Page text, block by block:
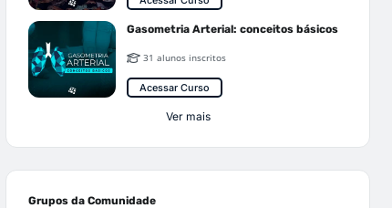
Gasometria Arterial: conceitos básicos
31 alunos inscritos
Acessar Curso
Ver mais
Grupos da Comunidade